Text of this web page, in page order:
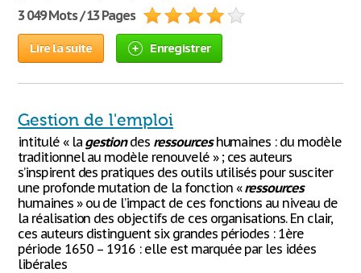
3 049 Mots / 13 Pages
Lire la suite Enregistrer
Gestion de l'emploi
intitulé « la gestiondes ressourceshumaines : du modèle
traditionnel au modèle renouvelé » ; ces auteurs
s’inspirent des pratiques des outils utilisés pour susciter
une profonde mutation de la fonction «ressources
humaines » ou de l’impact de ces fonctions au niveau de
la réalisation des objectifs de ces organisations. En clair,
ces auteurs distinguent six grandes périodes : 1ère
période 1650 – 1916 : elle est marquée par les idées
libérales